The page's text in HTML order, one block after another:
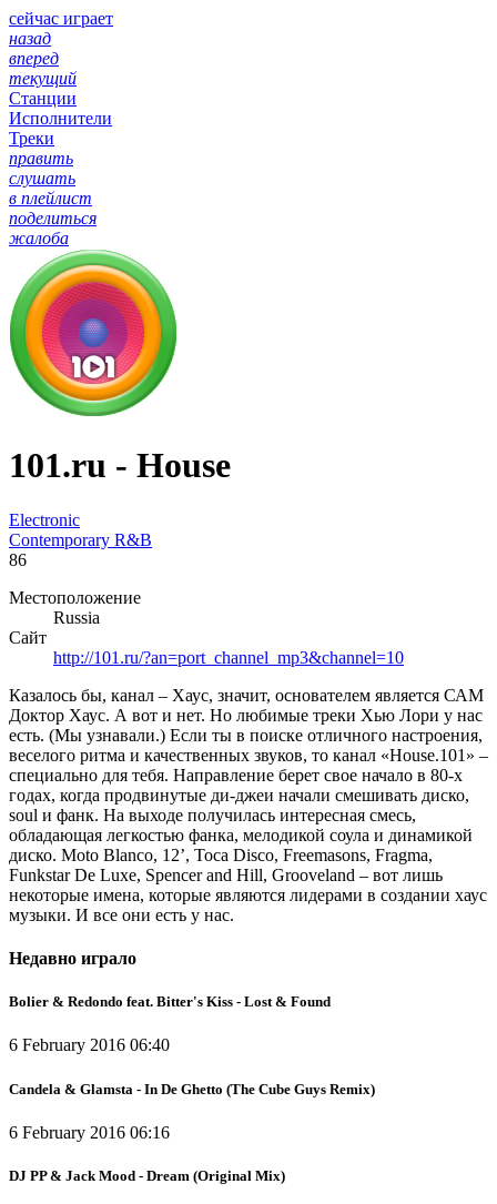
сейчас играет
назад
вперед
текущий
Станции
Исполнители
Треки
править
слушать
в плейлист
поделиться
жалоба
101.ru - House
Electronic
Contemporary R&B
86
Местоположение
Russia
Сайт
http://101.ru/?an=port_channel_mp3&channel=10
Казалось бы, канал – Хаус, значит, основателем является САМ
Доктор Хаус. А вот и нет. Но любимые треки Хью Лори у нас
есть. (Мы узнавали.) Если ты в поиске отличного настроения,
веселого ритма и качественных звуков, то канал «House.101» –
специально для тебя. Направление берет свое начало в 80-х
годах, когда продвинутые ди-джеи начали смешивать диско,
soul и фанк. На выходе получилась интересная смесь,
обладающая легкостью фанка, мелодикой соула и динамикой
диско. Moto Blanco, 12’, Toca Disco, Freemasons, Fragma,
Funkstar De Luxe, Spencer and Hill, Grooveland – вот лишь
некоторые имена, которые являются лидерами в создании хаус
музыки. И все они есть у нас.
Недавно играло
Bolier & Redondo feat. Bitter's Kiss - Lost & Found
6 February 2016 06:40
Candela & Glamsta - In De Ghetto (The Cube Guys Remix)
6 February 2016 06:16
DJ PP & Jack Mood - Dream (Original Mix)